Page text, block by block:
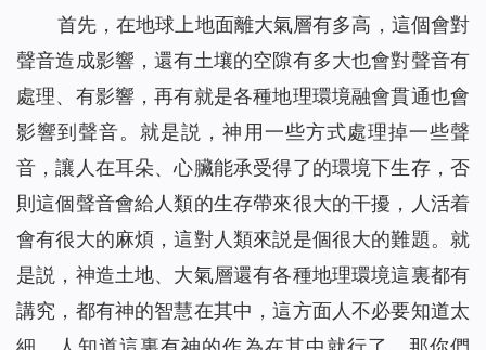
首先，在地球上地面離大氣層有多高，這個會對
聲音造成影響，還有土壤的空隙有多大也會對聲音有
處理、有影響，再有就是各種地理環境融會貫通也會
影響到聲音。就是説，神用一些方式處理掉一些聲
音，讓人在耳朵、心臟能承受得了的環境下生存，否
則這個聲音會給人類的生存帶來很大的干擾，人活着
會有很大的麻煩，這對人類來説是個很大的難題。就
是説，神造土地、大氣層還有各種地理環境這裏都有
講究，都有神的智慧在其中，這方面人不必要知道太